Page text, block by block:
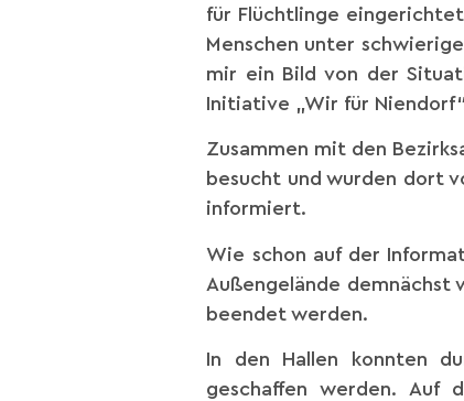
für Flüchtlinge
Menschen unter
mir ein Bild von der
Initiative „Wir für
Zusammen mit den
besucht und wurden dort
informiert.
Wie schon auf der
Außengelände
beendet werden.
In den Hallen konnten
geschaffen werden. Auf